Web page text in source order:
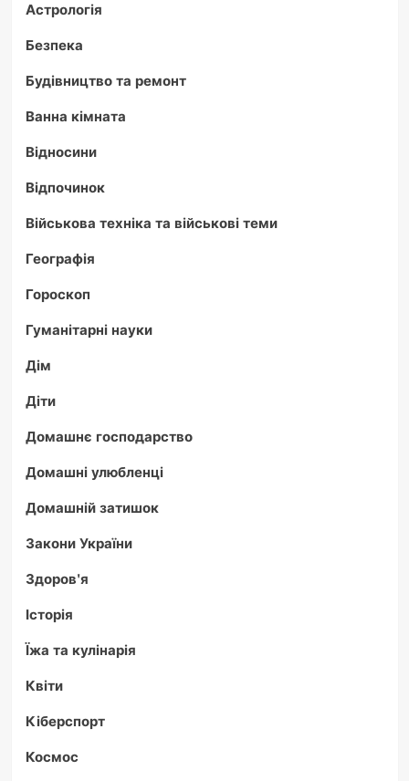
Астрологія
Безпека
Будівництво та ремонт
Ванна кімната
Відносини
Відпочинок
Військова техніка та військові теми
Географія
Гороскоп
Гуманітарні науки
Дім
Діти
Домашнє господарство
Домашні улюбленці
Домашній затишок
Закони України
Здоров'я
Історія
Їжа та кулінарія
Квіти
Кіберспорт
Космос